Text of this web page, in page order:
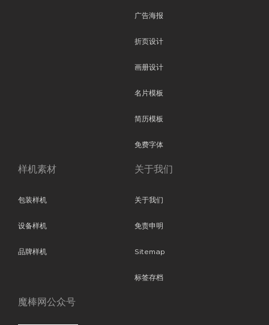
广告海报
折页设计
画册设计
名片模板
简历模板
免费字体
样机素材
包装样机
设备样机
品牌样机
关于我们
关于我们
免责申明
Sitemap
标签存档
魔棒网公众号